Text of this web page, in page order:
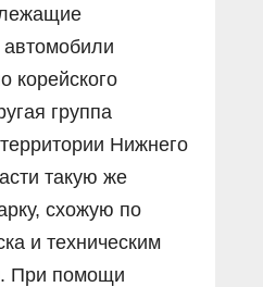
корейского
группа
Нижнего
такую же
схожую по
и техническим
При помощи